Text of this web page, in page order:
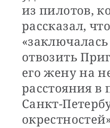
из пилотов,
рассказал,
отвозить
его жену на
расстояния в
Санкт-